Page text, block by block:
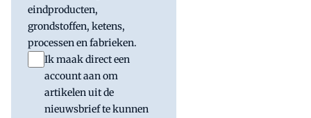
eindproducten,
grondstoffen, ketens,
processen en fabrieken.
Ik maak direct een
account aan om
artikelen uit de
nieuwsbrief te kunnen